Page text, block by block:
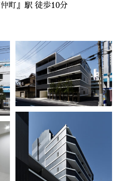
町』駅 徒歩10分